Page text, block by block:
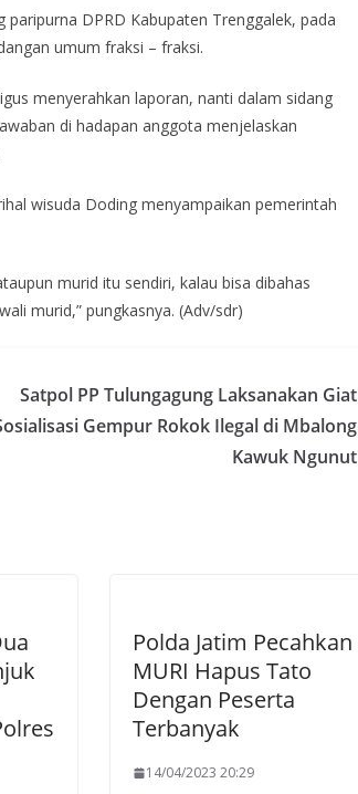
DPRD Kabupaten Trenggalek, pada
umum fraksi – fraksi.
menyerahkan laporan, nanti dalam sidang
di hadapan anggota menjelaskan
wisuda Doding menyampaikan pemerintah
murid itu sendiri, kalau bisa dibahas
murid,” pungkasnya. (Adv/sdr)
Satpol PP Tulungagung Laksanakan Giat
Gempur Rokok Ilegal di Mbalong
Kawuk Ngunut
Polda Jatim Pecahkan
MURI Hapus Tato
Dengan Peserta
Terbanyak
14/04/2023 20:29